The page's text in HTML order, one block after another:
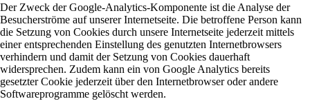
Der Zweck der Google-Analytics-Komponente ist die Analyse der
Besucherströme auf unserer Internetseite. Die betroffene Person kann
die Setzung von Cookies durch unsere Internetseite jederzeit mittels
einer entsprechenden Einstellung des genutzten Internetbrowsers
verhindern und damit der Setzung von Cookies dauerhaft
widersprechen. Zudem kann ein von Google Analytics bereits
gesetzter Cookie jederzeit über den Internetbrowser oder andere
Softwareprogramme gelöscht werden.